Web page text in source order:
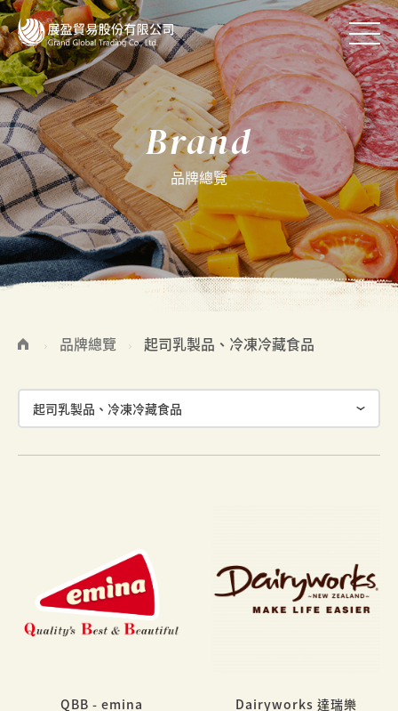
Brand
品牌總覽
品牌總覽 起司乳製品、冷凍冷藏食品
QBB - emina Dairyworks 達瑞樂